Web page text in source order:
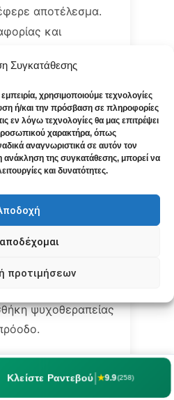
Συγκατάθεσης
χρησιμοποιούμε τεχνολογίες
ή/και την πρόσβαση σε πληροφορίες
εν λόγω τεχνολογίες θα μας επιτρέψει
χαρακτήρα, όπως
αναγνωριστικά σε αυτόν τον
της συγκατάθεσης, μπορεί να
και δυνατότητες.
προτιμήσεων
αποτέλεσμα.
και
στη δεύτερη
συνδυαστική
ψυχοθεραπεία λόγω
Μικρή βελτίωση
10 ημέρες. Στις 3-4
3 μήνες 50%
ψυχοθεραπείας
από 8 μήνες:
με
Κλείστε Ραντεβού| ★9.9(258)